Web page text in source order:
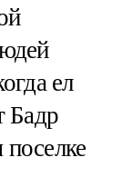
ел
Бадр